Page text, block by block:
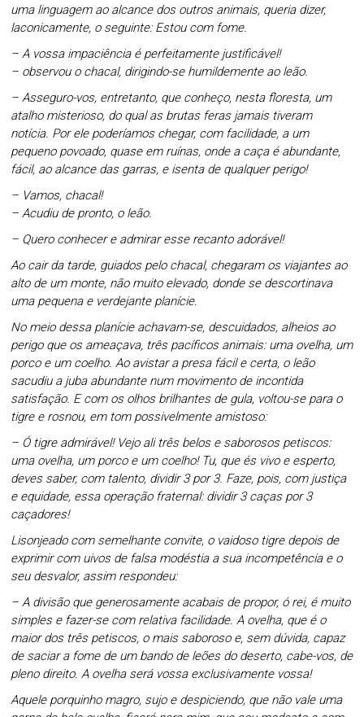
uma linguagem ao alcance dos outros animais, queria dizer,
laconicamente, o seguinte: Estou com fome.
– A vossa impaciência é perfeitamente justificável!
– observou o chacal, dirigindo-se humildemente ao leão.
– Asseguro-vos, entretanto, que conheço, nesta floresta, um
atalho misterioso, do qual as brutas feras jamais tiveram
notícia. Por ele poderíamos chegar, com facilidade, a um
pequeno povoado, quase em ruínas, onde a caça é abundante,
fácil, ao alcance das garras, e isenta de qualquer perigo!
– Vamos, chacal!
– Acudiu de pronto, o leão.
– Quero conhecer e admirar esse recanto adorável!
Ao cair da tarde, guiados pelo chacal, chegaram os viajantes ao
alto de um monte, não muito elevado, donde se descortinava
uma pequena e verdejante planície.
No meio dessa planície achavam-se, descuidados, alheios ao
perigo que os ameaçava, três pacíficos animais: uma ovelha, um
porco e um coelho. Ao avistar a presa fácil e certa, o leão
sacudiu a juba abundante num movimento de incontida
satisfação. E com os olhos brilhantes de gula, voltou-se para o
tigre e rosnou, em tom possivelmente amistoso:
– Ó tigre admirável! Vejo ali três belos e saborosos petiscos:
uma ovelha, um porco e um coelho! Tu, que és vivo e esperto,
deves saber, com talento, dividir 3 por 3. Faze, pois, com justiça
e equidade, essa operação fraternal: dividir 3 caças por 3
caçadores!
Lisonjeado com semelhante convite, o vaidoso tigre depois de
exprimir com uivos de falsa modéstia a sua incompetência e o
seu desvalor, assim respondeu:
– A divisão que generosamente acabais de propor, ó rei, é muito
simples e fazer-se com relativa facilidade. A ovelha, que é o
maior dos três petiscos, o mais saboroso e, sem dúvida, capaz
de saciar a fome de um bando de leões do deserto, cabe-vos, de
pleno direito. A ovelha será vossa exclusivamente vossa!
Aquele porquinho magro, sujo e despiciendo, que não vale uma